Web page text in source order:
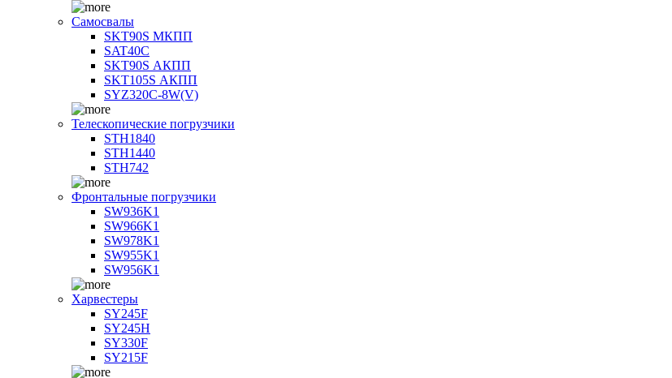
Самосвалы
SKT90S МКПП
SAT40C
SKT90S АКПП
SKT105S АКПП
SYZ320C-8W(V)
Телескопические погрузчики
STH1840
STH1440
STH742
Фронтальные погрузчики
SW936K1
SW966K1
SW978K1
SW955K1
SW956K1
Харвестеры
SY245F
SY245H
SY330F
SY215F